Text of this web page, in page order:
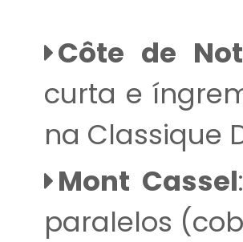
Côte de
curta e
na Classique
Mont Cassel
paralelos